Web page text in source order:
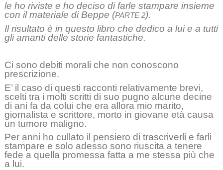
le ho riviste e ho deciso di farle stampare insieme
con il materiale di Beppe (PARTE 2).
Il risultato è in questo libro che dedico a lui e a tutti
gli amanti delle storie fantastiche.
Ci sono debiti morali che non conoscono
prescrizione.
E’ il caso di questi racconti relativamente brevi,
scelti tra i molti scritti di suo pugno alcune decine
di ani fa da colui che era allora mio marito,
giornalista e scrittore, morto in giovane età causa
un tumore maligno.
Per anni ho cullato il pensiero di trascriverli e farli
stampare e solo adesso sono riuscita a tenere
fede a quella promessa fatta a me stessa più che
a lui.